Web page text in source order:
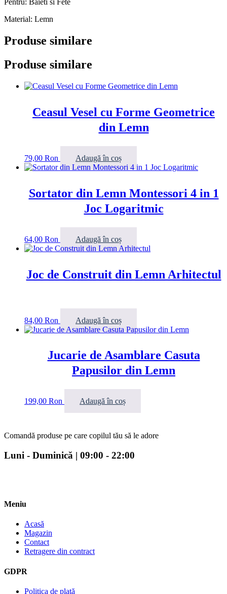
Pentru: Baieti si Fete
Material: Lemn
Produse similare
Produse similare
Ceasul Vesel cu Forme Geometrice
din Lemn
79,00 Ron Adaugă în coș
Sortator din Lemn Montessori 4 in 1
Joc Logaritmic
64,00 Ron Adaugă în coș
Joc de Construit din Lemn Arhitectul
84,00 Ron Adaugă în coș
Jucarie de Asamblare Casuta
Papusilor din Lemn
199,00 Ron Adaugă în coș
Comandă produse pe care copilul tău să le adore
Luni - Duminică | 09:00 - 22:00
Meniu
Acasă
Magazin
Contact
Retragere din contract
GDPR
Politica de plată